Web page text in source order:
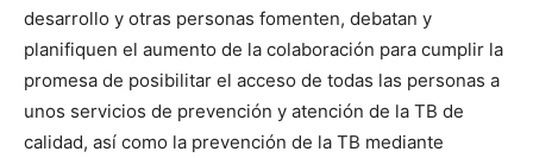
desarrollo y otras personas fomenten, debatan y
planifiquen el aumento de la colaboración para cumplir la
promesa de posibilitar el acceso de todas las personas a
unos servicios de prevención y atención de la TB de
calidad, así como la prevención de la TB mediante